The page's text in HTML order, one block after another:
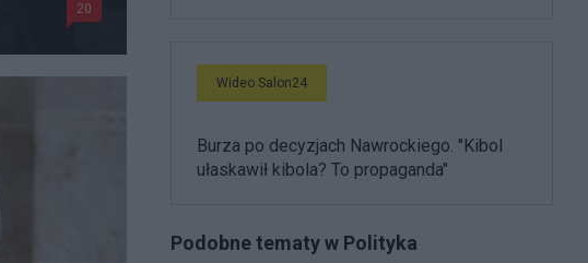
20
Wideo Salon24
Burza po decyzjach Nawrockiego. "Kibol
ułaskawił kibola? To propaganda"
Podobne tematy w Polityka